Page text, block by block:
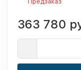
363 780